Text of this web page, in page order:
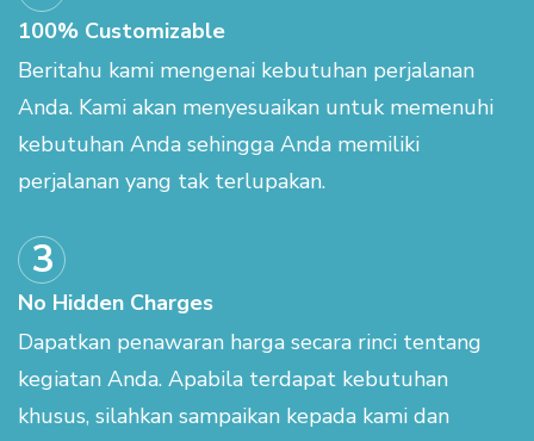
100% Customizable
Beritahu kami mengenai kebutuhan perjalanan
Anda. Kami akan menyesuaikan untuk memenuhi
kebutuhan Anda sehingga Anda memiliki
perjalanan yang tak terlupakan.
No Hidden Charges
Dapatkan penawaran harga secara rinci tentang
kegiatan Anda. Apabila terdapat kebutuhan
khusus, silahkan sampaikan kepada kami dan